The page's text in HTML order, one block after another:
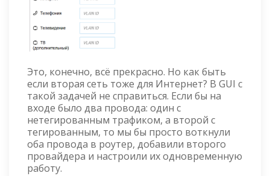
Это, конечно, всё прекрасно. Но как быть
если вторая сеть тоже для Интернет? В GUI с
такой задачей не справиться. Если бы на
входе было два провода: один с
нетегированным трафиком, а второй с
тегированным, то мы бы просто воткнули
оба провода в роутер, добавили второго
провайдера и настроили их одновременную
работу.